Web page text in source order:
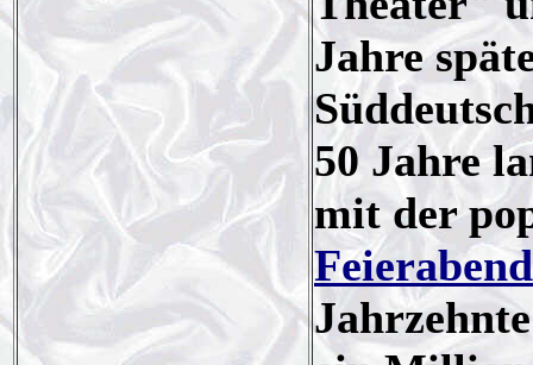
Jahre
50 Jahre
mit der
Feierabend